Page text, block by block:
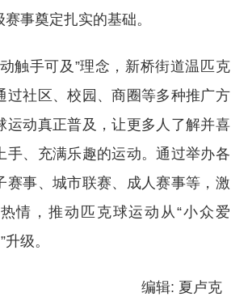
事奠定扎实的基础。
手可及”理念，新桥街道温匹克
过社区、校园、商圈等多种推广方
运动真正普及，让更多人了解并喜
手、充满乐趣的运动。通过举办各
赛事、城市联赛、成人赛事等，激
情，推动匹克球运动从“小众爱
级。
编辑: 夏卢克